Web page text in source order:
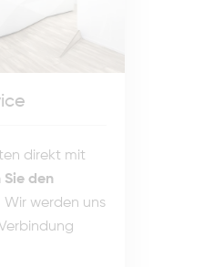
direkt mit
Sie den
Wir werden uns